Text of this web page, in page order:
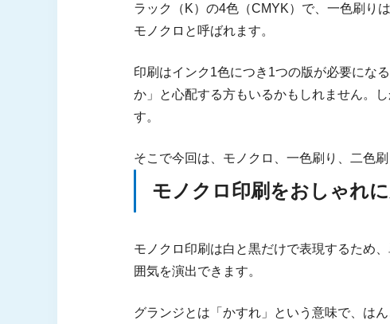
ラック（K）の4色（CMYK）で、一色刷り
モノクロと呼ばれます。
印刷はインク1色につき1つの版が必要にな
か」と心配する方もいるかもしれません。
す。
そこで今回は、モノクロ、一色刷り、二色
モノクロ印刷をおしゃれ
モノクロ印刷は白と黒だけで表現するため
囲気を演出できます。
グランジとは「かすれ」という意味で、は